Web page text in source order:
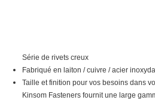
Série de rivets creux
Fabriqué en laiton / cuivre / acier
Taille et finition pour vos besoins dans
Kinsom Fasteners fournit une large